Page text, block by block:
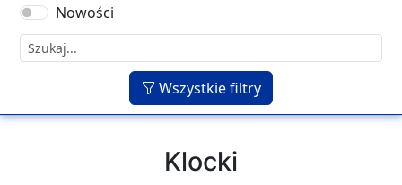
Nowości
Wszystkie filtry
Klocki